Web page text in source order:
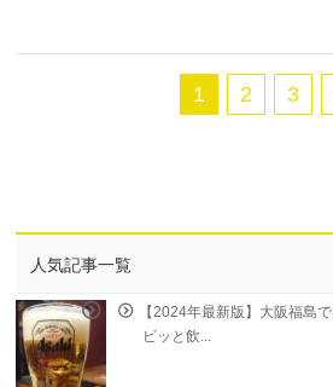
1 2 3
人気記事一覧
【2024年最新版】大阪福島
ビッと飲...